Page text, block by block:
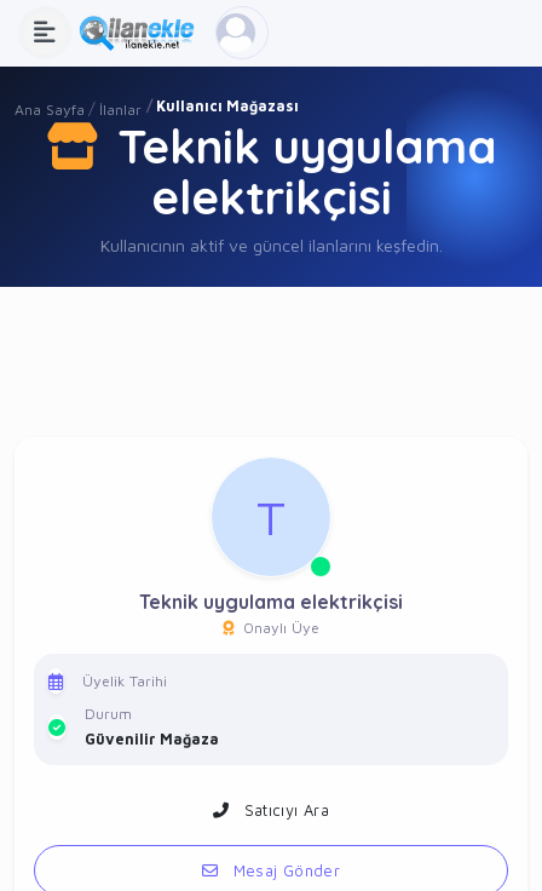
Ana Sayfa İlanlar Kullanıcı Mağazası
Teknik uygulama
elektrikçisi
Kullanıcının aktif ve güncel ilanlarını keşfedin.
T
Teknik uygulama elektrikçisi
Onaylı Üye
Üyelik Tarihi
Durum
Güvenilir Mağaza
Satıcıyı Ara
Mesaj Gönder